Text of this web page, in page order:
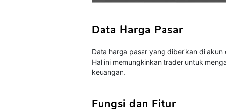
Data Harga Pasar
Data harga pasar yang diberikan di
Hal ini memungkinkan trader untuk
keuangan.
Fungsi dan Fitur